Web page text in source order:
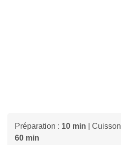
Préparation : 10 min |
60 min